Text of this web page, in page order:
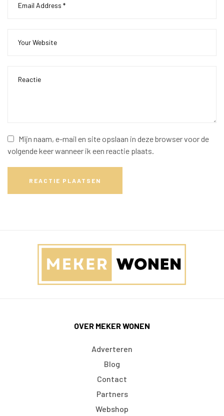
Mijn naam, e-mail en site opslaan in deze browser voor de
volgende keer wanneer ik een reactie plaats.
REACTIE PLAATSEN
OVER MEKER WONEN
Adverteren
Blog
Contact
Partners
Webshop